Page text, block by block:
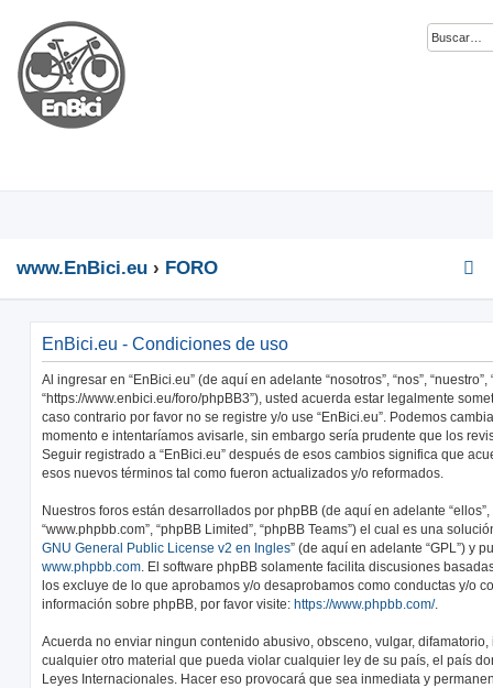
www.EnBici.eu FORO
EnBici.eu - Condiciones de uso
Al ingresar en “EnBici.eu” (de aquí en adelante “nosotros”, “nos”, “nuestro”,
“https://www.enbici.eu/foro/phpBB3”), usted acuerda estar legalmente
caso contrario por favor no se registre y/o use “EnBici.eu”. Podemos
momento e intentaríamos avisarle, sin embargo sería prudente que los
Seguir registrado a “EnBici.eu” después de esos cambios significa que
esos nuevos términos tal como fueron actualizados y/o reformados.
Nuestros foros están desarrollados por phpBB (de aquí en adelante “ellos”,
“www.phpbb.com”, “phpBB Limited”, “phpBB Teams”) el cual es una
GNU General Public License v2 en Ingles” (de aquí en adelante “GPL”) y
www.phpbb.com. El software phpBB solamente facilita discusiones
los excluye de lo que aprobamos y/o desaprobamos como conductas y/o
información sobre phpBB, por favor visite: https://www.phpbb.com/.
Acuerda no enviar ningun contenido abusivo, obsceno, vulgar,
cualquier otro material que pueda violar cualquier ley de su país, el país
Leyes Internacionales. Hacer eso provocará que sea inmediata y